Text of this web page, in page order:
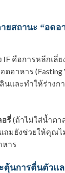
ยสถานะ “อดอ
คือการหลีกเลี่ย
อาหาร (Fasting
นและทำให้ร่างก
รี่(ถ้าไม่ใส่น้ำตา
ถมยังช่วยให้คุณไ
หาร
ตุ้นการตื่นตัวแ